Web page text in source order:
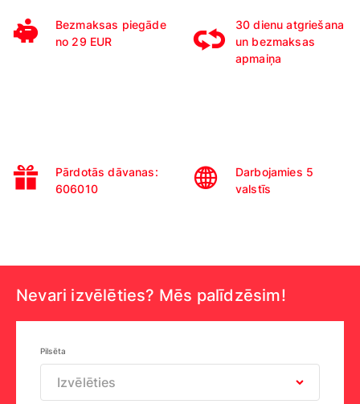
Bezmaksas piegāde
no 29 EUR
30 dienu atgriešana
un bezmaksas
apmaiņa
Pārdotās dāvanas:
606010
Darbojamies 5
valstīs
Nevari izvēlēties? Mēs palīdzēsim!
Pilsēta
Izvēlēties